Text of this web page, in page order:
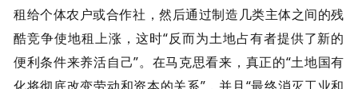
租给个体农户或合作社，然后通过制造几类主体之间的残
酷竞争使地租上涨，这时“反而为土地占有者提供了新的
便利条件来养活自己”。在马克思看来，真正的“土地国有